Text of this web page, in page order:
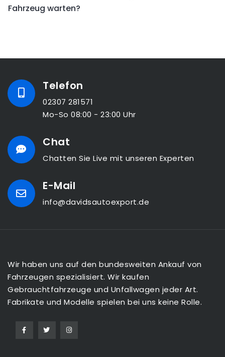
Fahrzeug warten?
Telefon
02307 281571
Mo-So 08:00 - 23:00 Uhr
Chat
Chatten Sie Live mit unseren Experten
E-Mail
info@davidsautoexport.de
Wir haben uns auf den bundesweiten Ankauf von
Fahrzeugen spezialisiert. Wir kaufen
Gebrauchtfahrzeuge und Unfallwagen jeder Art.
Fabrikate und Modelle spielen bei uns keine Rolle.